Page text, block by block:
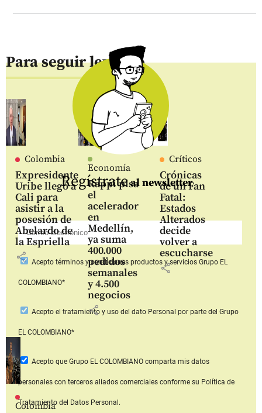
Para seguir leyendo
Colombia
Expresidente
Uribe llegó a
Cali para
asistir a la
posesión de
Abelardo de
la Espriella
share
Economía
Rappi pisa
el
acelerador
en
Medellín,
ya suma
400.000
pedidos
semanales
y 4.500
negocios
share
Críticos
Crónicas
de un Fan
Fatal:
Estados
Alterados
decide
volver a
escucharse
share
Colombia
Regístrateal newsletter
Aceptotérminos y condiciones productos y serviciosGrupo EL
COLOMBIANO*
Acepto el tratamiento y uso del dato Personal por parte del Grupo
EL COLOMBIANO*
Acepto que Grupo EL COLOMBIANOcomparta mis datos
personales con terceros aliados comerciales conforme su Política de
Tratamiento del Datos Personal.